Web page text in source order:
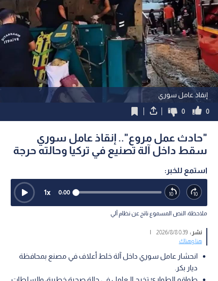
إنقاذ عامل سوري
0
0
"حادث عمل مروع".. إنقاذ عامل سوري
سقط داخل آلة تصنيع في تركيا وحالته حرجة
استمع للخبر:
0:00
1x
ملاحظة: النص المسموع ناتج عن نظام آلي
نشر :0:39 2026/8/8
|
هنا وهناك
انحشار عامل سوري داخل آلة خلط أعلاف في مصنع بمحافظة
ديار بكر.
طواقم الطوارئ تخرج الـعامل في حالة صحية خطيرة، والسلطات